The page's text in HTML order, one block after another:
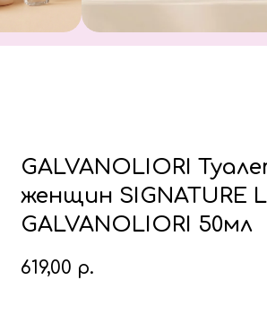
GALVANOLIORI
женщин SIGNATURE
GALVANOLIORI 50мл
619,00 р.